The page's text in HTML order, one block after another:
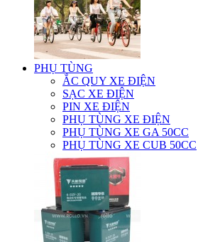
PHỤ TÙNG
ẮC QUY XE ĐIỆN
SẠC XE ĐIỆN
PIN XE ĐIỆN
PHỤ TÙNG XE ĐIỆN
PHỤ TÙNG XE GA 50CC
PHỤ TÙNG XE CUB 50CC